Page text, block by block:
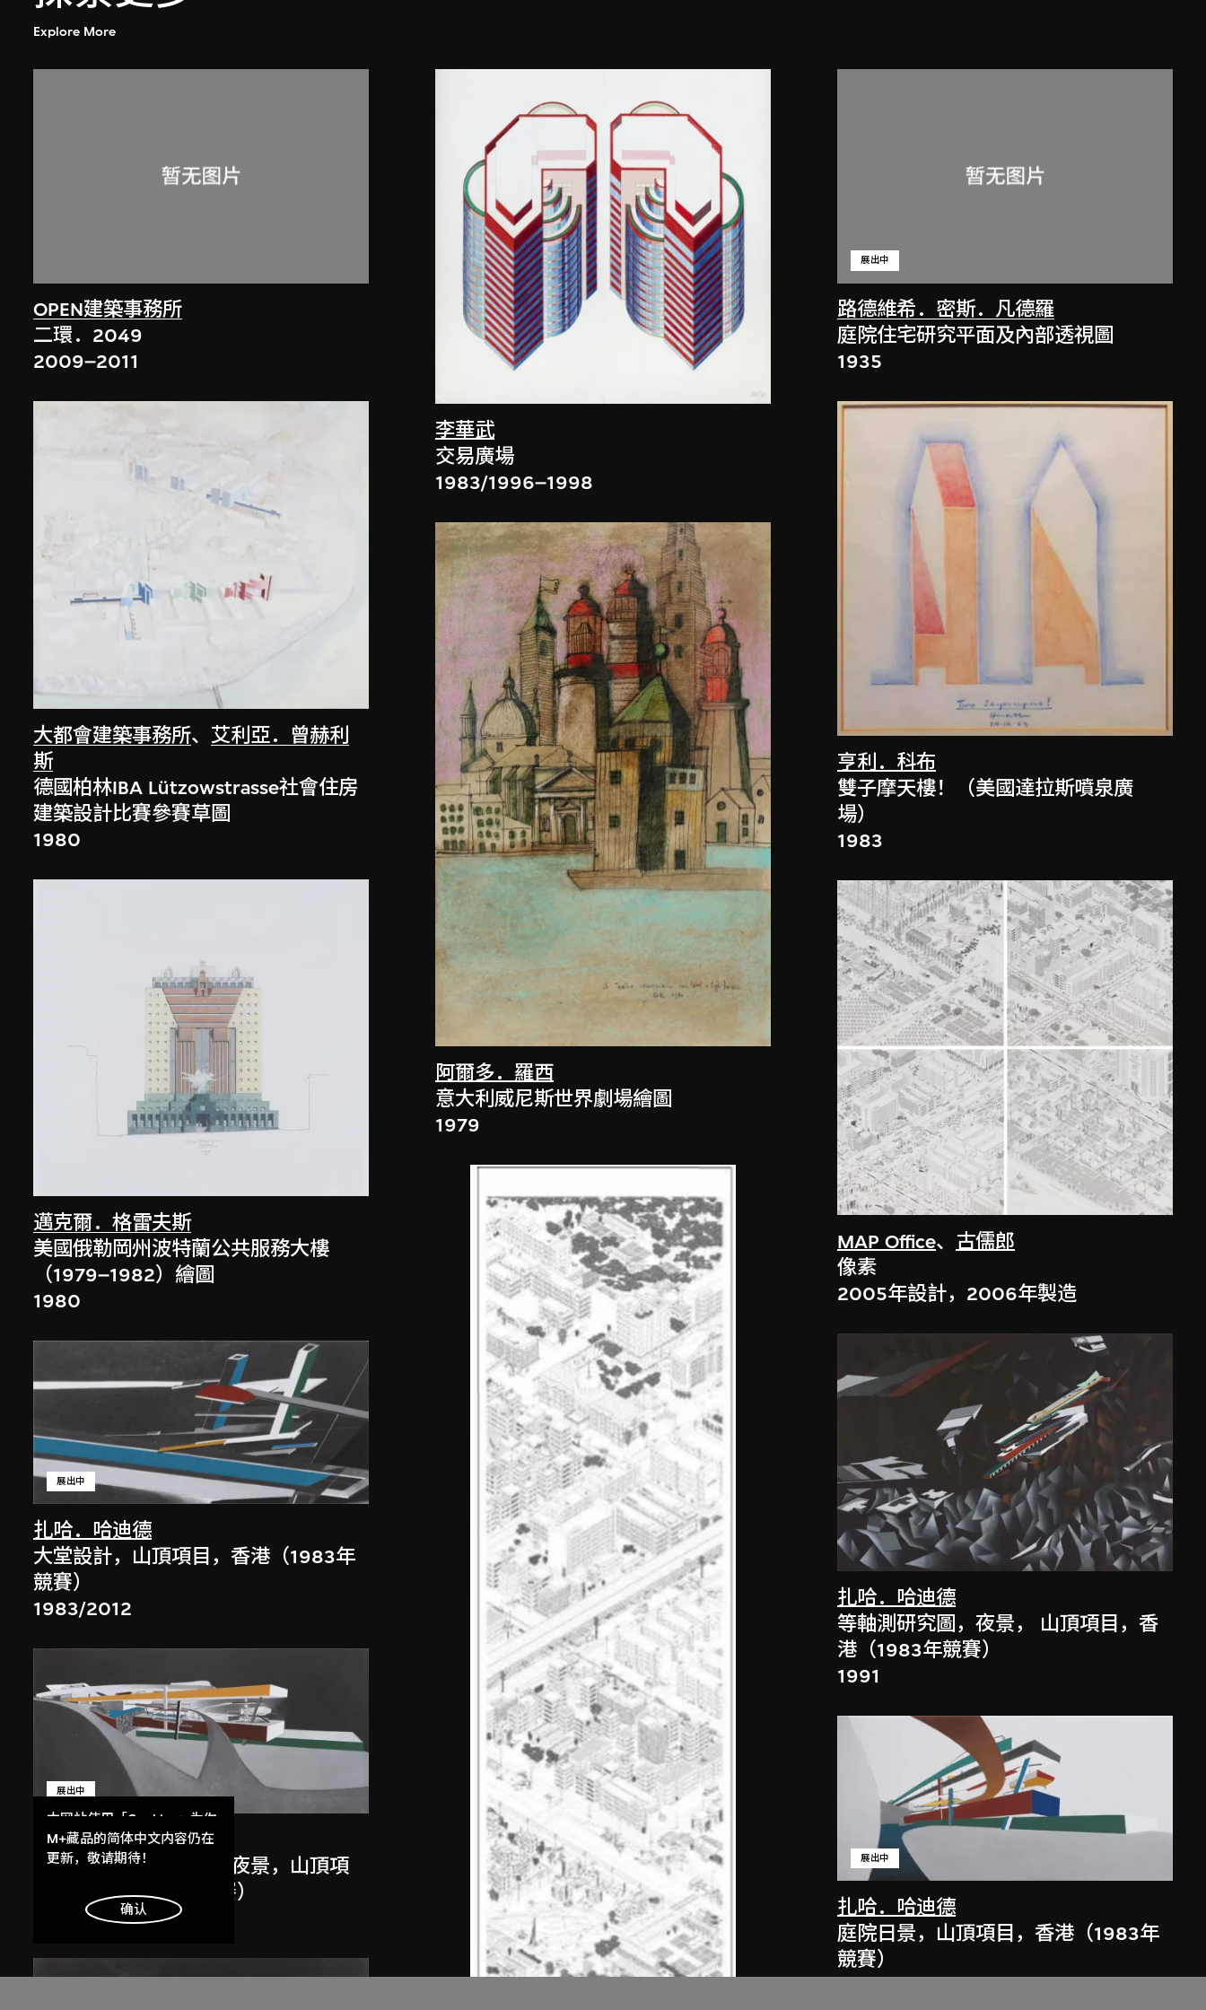
Explore More
OPEN建築事務所
二環．2049
2009–2011
大都會建築事務所、艾利亞．曾赫利
斯
德國柏林IBA Lützowstrasse社會住房
建築設計比賽參賽草圖
1980
邁克爾．格雷夫斯
美國俄勒岡州波特蘭公共服務大樓
（1979–1982）繪圖
1980
扎哈．哈迪德
展出中
大堂設計，山頂項目，香港（1983年
競賽）
1983/2012
扎哈．哈迪德
展出中
斜坡入口／坡度入口，夜景，山頂項
目，香港（1983年競賽）
1983/2012
李華武
交易廣場
1983/1996–1998
阿爾多．羅西
意大利威尼斯世界劇場繪圖
1979
路德維希．密斯．凡德羅
展出中
庭院住宅研究平面及內部透視圖
1935
亨利．科布
雙子摩天樓！（美國達拉斯噴泉廣
場）
1983
MAP Office、 古儒郎
像素
2005年設計，2006年製造
扎哈．哈迪德
等軸測研究圖，夜景， 山頂項目，香
港（1983年競賽）
1991
扎哈．哈迪德
展出中
庭院日景，山頂項目，香港（1983年
競賽）
本网站使用「Cookies」为你
提供最好的网站体验。
了解更多
明白
M+藏品的简体中文内容仍在
更新，敬请期待！
确认